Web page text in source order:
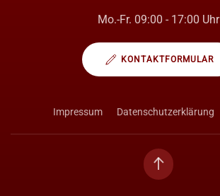
Mo.-Fr. 09:00 - 17:00 Uhr
KONTAKTFORMULAR
Impressum Datenschutzerklärung